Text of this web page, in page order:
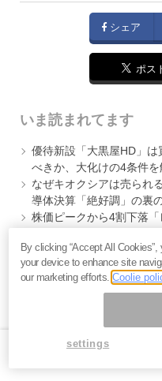
シェア
ポス
いま読まれてます
優待新設「大黒屋HD」
べきか、大化けの4条件
なぜキオクシアは売られ
導体決算「絶好調」の裏
株価ピークから4割下落
村浩之
By clicking “Accept All
your device to enhance site
our marketing efforts.Coolie
settings